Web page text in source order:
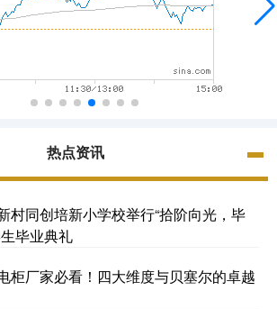
热点资讯
村同创培新小学校举行“拾阶向光，毕
毕业典礼
柜厂家必看！四大维度与贝塞尔的卓越